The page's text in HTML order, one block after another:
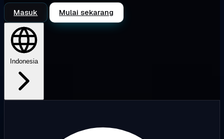
Masuk Mulai sekarang
Indonesia